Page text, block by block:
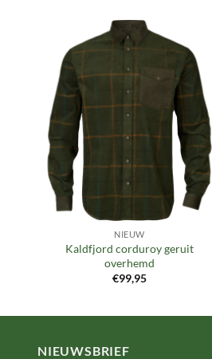
Toevoegen
aan
verlanglijst
NIEUW
Kaldfjord corduroy geruit
overhemd
€99,95
NIEUWSBRIEF